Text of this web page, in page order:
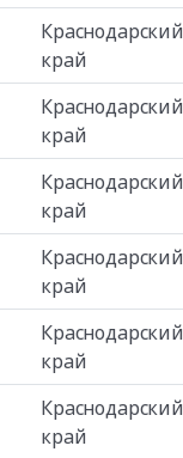
Краснодарский
край
Краснодарский
край
Краснодарский
край
Краснодарский
край
Краснодарский
край
Краснодарский
край